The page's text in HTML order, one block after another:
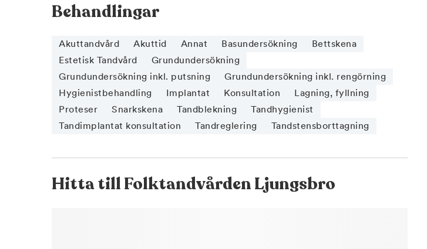
Behandlingar
Akuttandvård Akuttid Annat Basundersökning
Bettskena
Estetisk Tandvård
Grundundersökning
Grundundersökning inkl. putsning
Grundundersökning inkl. rengörning
Hygienistbehandling
Implantat Konsultation
Lagning, fyllning
Proteser
Snarkskena Tandblekning
Tandhygienist
Tandimplantat konsultation
Tandreglering Tandstensborttagning
Hitta tillFolktandvården Ljungsbro